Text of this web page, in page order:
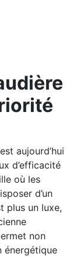
aujourd’hui
d’efficacité
où les
d’un
plus un luxe,
non
énergétique